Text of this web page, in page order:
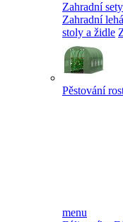
Zahradní sety
Zahradní
stoly a židle
Pěstování
menu